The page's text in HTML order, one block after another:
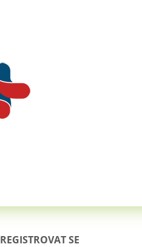
REGISTROVAT SE